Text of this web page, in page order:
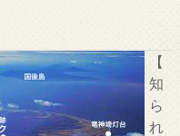
【
知
ら
れ